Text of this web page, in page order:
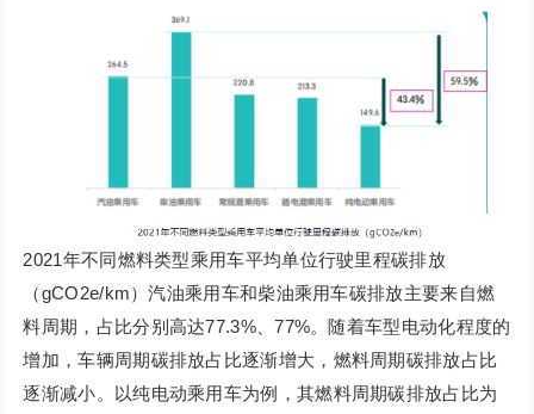
2021年不同燃料类型乘用车平均单位行驶里程碳排放
（gCO2e/km）汽油乘用车和柴油乘用车碳排放主要来自燃
料周期，占比分别高达77.3%、77%。随着车型电动化程度的
增加，车辆周期碳排放占比逐渐增大，燃料周期碳排放占比
逐渐减小。以纯电动乘用车为例，其燃料周期碳排放占比为